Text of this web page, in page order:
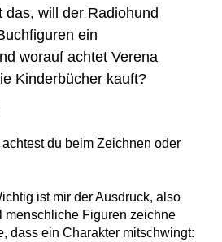
das, will der Radiohund
ein
worauf achtet Verena
Kinderbücher kauft?
du beim Zeichnen oder
ist mir der Ausdruck, also
menschliche Figuren zeichne
dass ein Charakter mitschwingt: